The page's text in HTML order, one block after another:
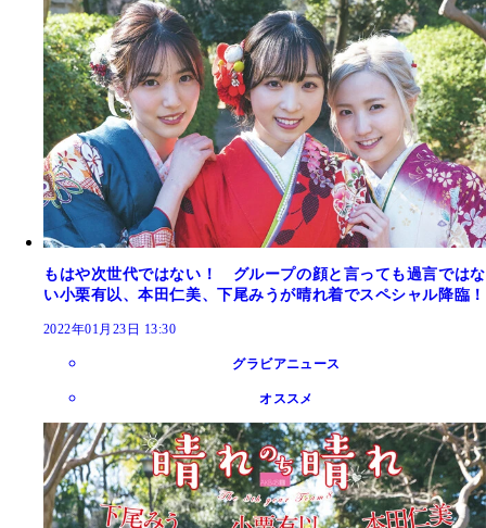
もはや次世代ではない！ グループの顔と言っても過言ではな
い小栗有以、本田仁美、下尾みうが晴れ着でスペシャル降臨！
2022年01月23日 13:30
グラビアニュース
オススメ